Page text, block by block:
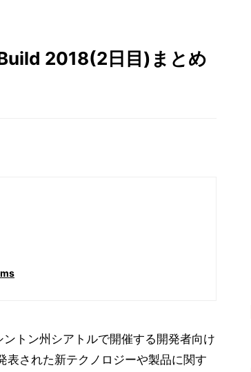
2018(2日目)まとめ
トン州シアトルで開催する開発者向け
された新テクノロジーや製品に関す